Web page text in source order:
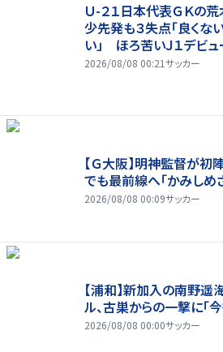
Ｕ-２１日本代表ＧＫの
少先発も３失点「良くな
い」 ほろ苦いＪ１デビュ
2026/08/08 00:21サッカー
【Ｇ大阪】明神監督が初
でも最前線へ「かみしめ
2026/08/08 00:09サッカー
【浦和】新加入の南野
ル、古巣からの一撃に「
2026/08/08 00:00サッカー